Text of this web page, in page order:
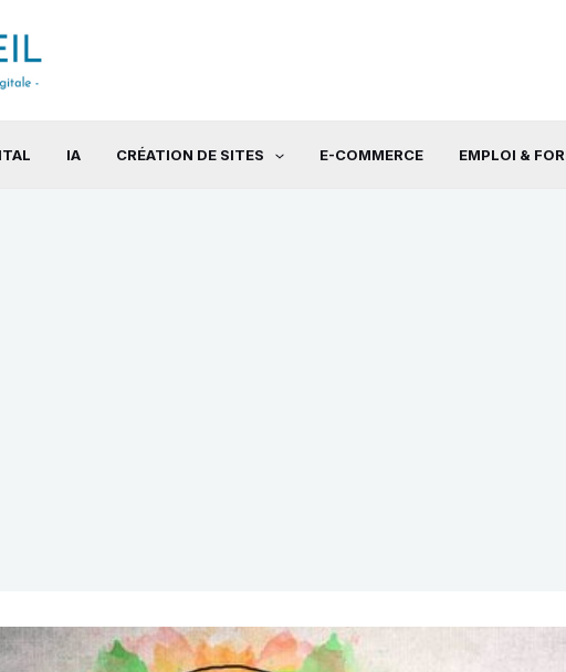
IA CRÉATION DE SITES E-COMMERCE EMPLOI &